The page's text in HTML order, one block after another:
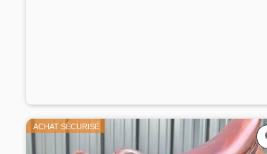
ACHAT SÉCURISÉ